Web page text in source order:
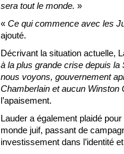
sera tout le monde. »
« Ce qui commence avec les
ajouté.
Décrivant la situation actuelle,
à la plus grande crise depuis
nous voyons, gouvernement
Chamberlain et aucun Winston
l’apaisement.
Lauder a également plaidé
monde juif, passant de
investissement dans l’identité